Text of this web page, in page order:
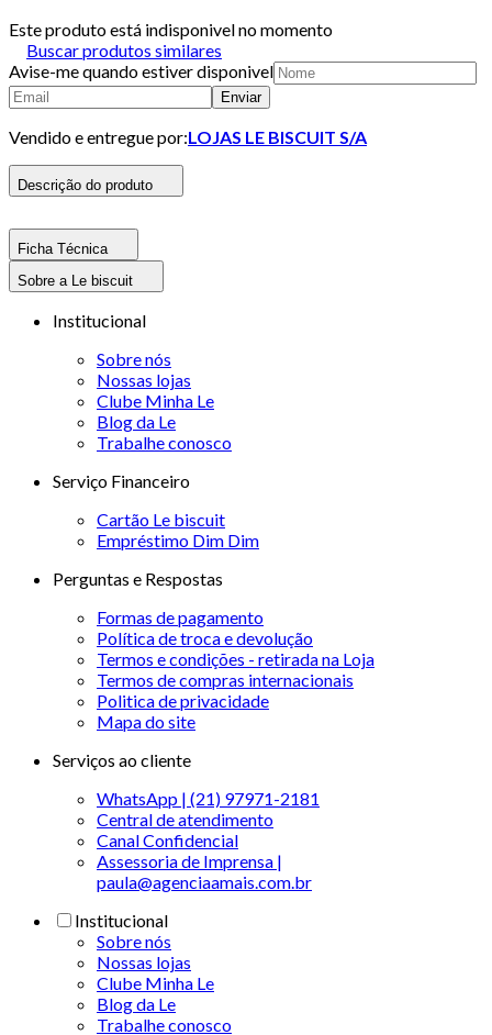
Este produto está indisponivel no momento
Buscar produtos similares
Avise-me quando estiver disponivel
Enviar
Vendido e entregue por:LOJAS LE BISCUIT S/A
Descrição do produto
Ficha Técnica
Sobre a Le biscuit
Institucional
Sobre nós
Nossas lojas
Clube Minha Le
Blog da Le
Trabalhe conosco
Serviço Financeiro
Cartão Le biscuit
Empréstimo Dim Dim
Perguntas e Respostas
Formas de pagamento
Política de troca e devolução
Termos e condições - retirada na Loja
Termos de compras internacionais
Politica de privacidade
Mapa do site
Serviços ao cliente
WhatsApp | (21) 97971-2181
Central de atendimento
Canal Confidencial
Assessoria de Imprensa |
paula@agenciaamais.com.br
Institucional
Sobre nós
Nossas lojas
Clube Minha Le
Blog da Le
Trabalhe conosco